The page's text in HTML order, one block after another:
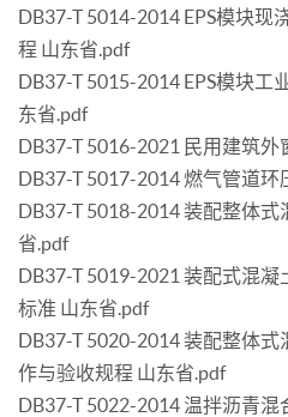
DB37-T 5014-2014 EPS模块现
程 山东省.pdf
DB37-T 5015-2014 EPS模块工
东省.pdf
DB37-T 5016-2021 民用建筑
DB37-T 5017-2014 燃气管道
DB37-T 5018-2014 装配整体
省.pdf
DB37-T 5019-2021 装配式混
标准 山东省.pdf
DB37-T 5020-2014 装配整体式
作与验收规程 山东省.pdf
DB37-T 5022-2014 温拌沥青混